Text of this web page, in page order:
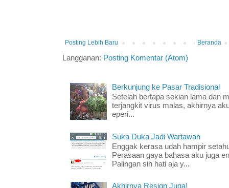
Posting Lebih Baru Beranda
Langganan: Posting Komentar (Atom)
Berkunjung ke Pasar Tradisional
Setelah bertapa sekian lama dan
terjangkit virus malas, akhirnya
eperi...
Suka Duka Jadi Wartawan
Enggak kerasa udah hampir
Perasaan gaya bahasa aku juga
Palingan sih hati aja y...
Akhirnya Resign Juga!